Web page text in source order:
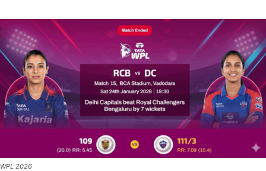
WPL 2026